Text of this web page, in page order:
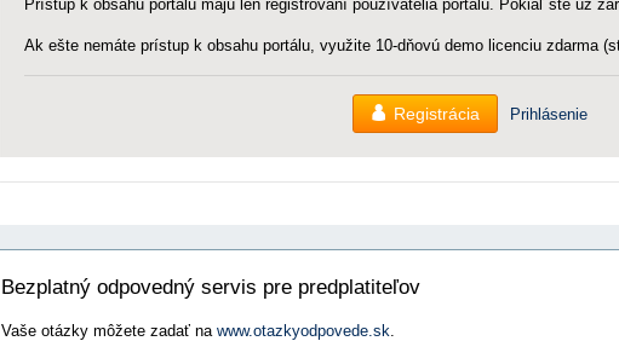
Prístup k obsahu portálu majú len registrovaní používatelia portálu. Pokiaľ ste už
Ak ešte nemáte prístup k obsahu portálu, využite 10-dňovú demo licenciu zdarma
Registrácia Prihlásenie
Bezplatný odpovedný servis pre predplatiteľov
Vaše otázky môžete zadať na www.otazkyodpovede.sk.